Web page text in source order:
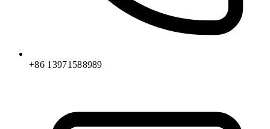
+86 13971588989